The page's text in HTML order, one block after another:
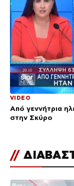
VIDEO
Από γεννήτρια
στην Σκύρο
//